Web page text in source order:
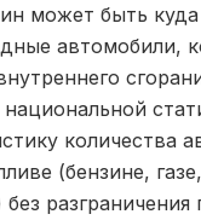
может быть
автомобили,
количества
(бензине, газе,
без